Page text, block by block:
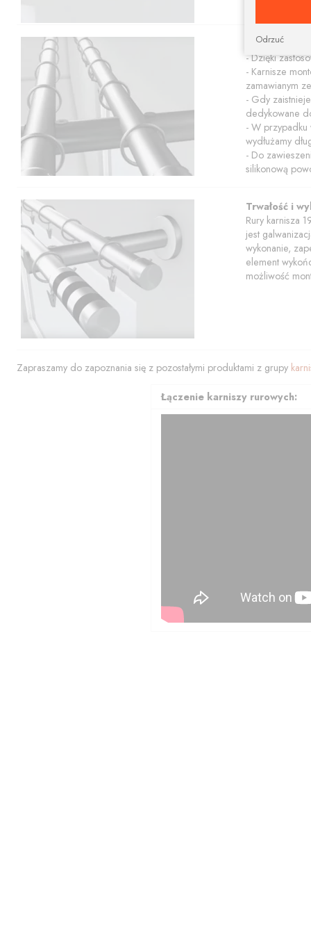
Cechy
- Dzięki
- Karnisze
zamawianym
- Gdy
dedykowane
- W przypadku
wydłużamy
- Do
silikonową
Trwałość i
Rury karnisza
jest
wykonanie,
element
możliwość
Zapraszamy do zapoznania się z pozostałymi produktami z grupy
Łączenie karniszy rurowych:
Odrzuć